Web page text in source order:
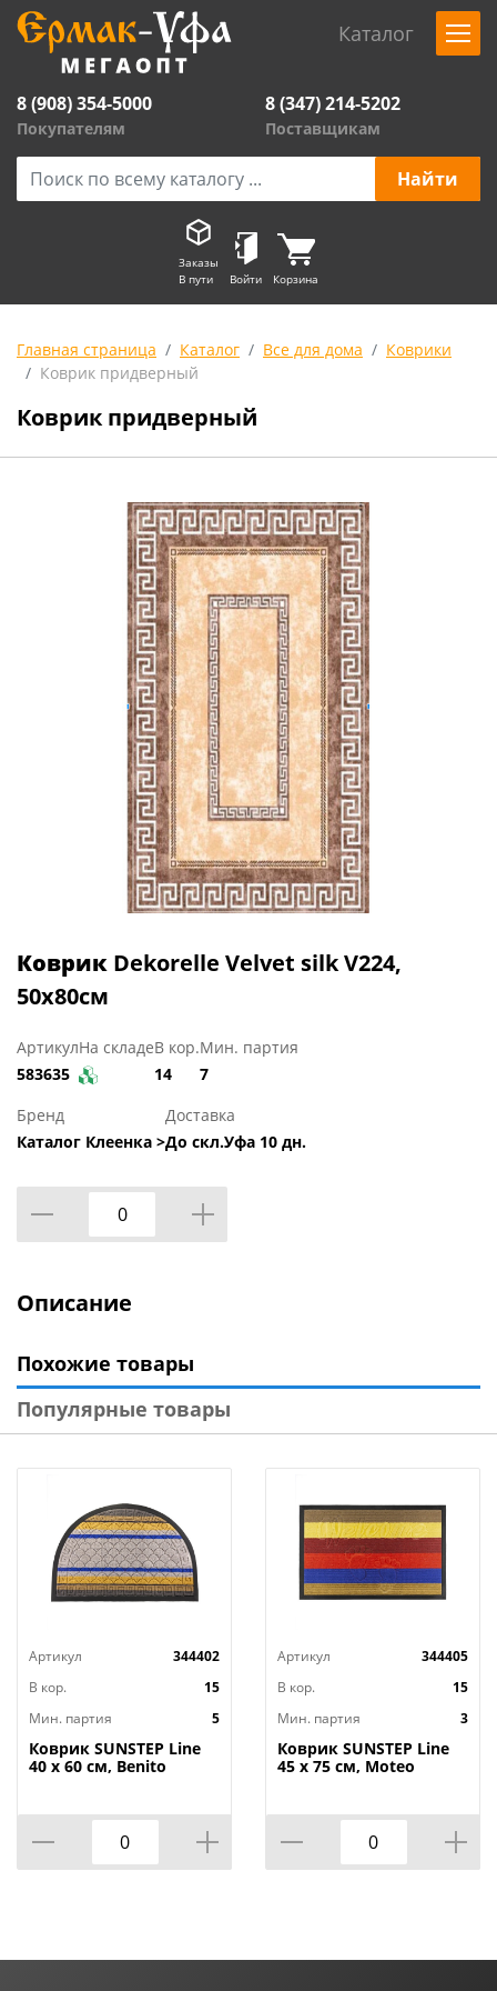
Каталог
8 (908) 354-5000
Покупателям
8 (347) 214-5202
Поставщикам
Заказы
В пути
Войти Корзина
Главная страница Каталог Все для дома
Коврики
Коврик придверный
Коврик придверный
Коврик Dekorelle Velvet silk V224,
50x80см
Артикул
583635
На складеВ кор.
14
Мин. партия
7
Бренд
Каталог Клеенка >
Доставка
До скл.Уфа 10 дн.
Описание
Похожие товары
Популярные товары
Артикул
344402
В кор.
15
Мин. партия
5
Коврик SUNSTEP Line
40 х 60 см, Benito
Артикул
344405
В кор.
15
Мин. партия
3
Коврик SUNSTEP Line
45 х 75 см, Moteo